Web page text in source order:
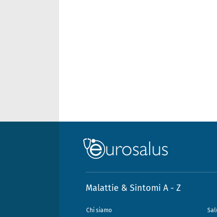
Malattie & Sintomi A - Z
Chi siamo